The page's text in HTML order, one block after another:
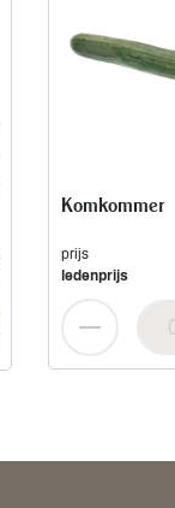
Komkommer
prijs
ledenprijs